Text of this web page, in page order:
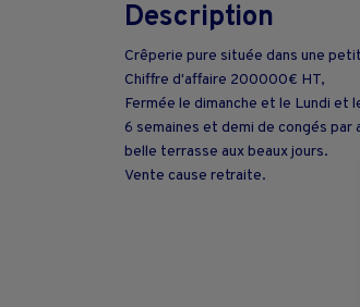
Description
Crêperie pure située dans une
Chiffre d'affaire 200000€ HT,
Fermée le dimanche et le Lundi et
6 semaines et demi de congés par
belle terrasse aux beaux jours.
Vente cause retraite.